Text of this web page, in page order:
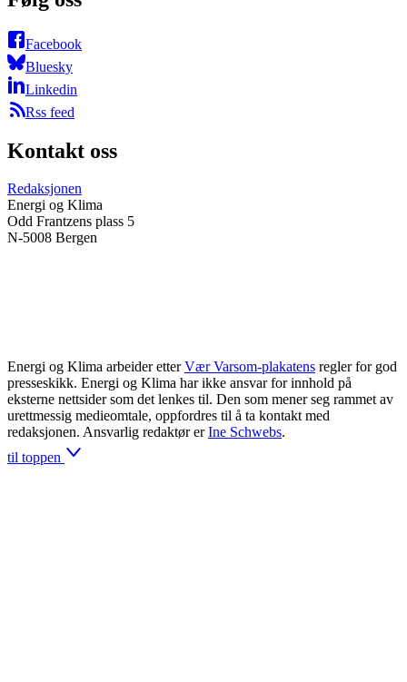
Facebook
Bluesky
Linkedin
Rss feed
Kontakt oss
Redaksjonen
Energi og Klima
Odd Frantzens plass 5
N-5008 Bergen
Energi og Klima arbeider etter Vær Varsom-plakatens regler for god
presseskikk. Energi og Klima har ikke ansvar for innhold på
eksterne nettsider som det lenkes til. Den som mener seg rammet av
urettmessig medieomtale, oppfordres til å ta kontakt med
redaksjonen. Ansvarlig redaktør er Ine Schwebs.
til toppen